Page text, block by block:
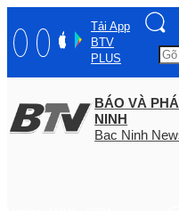
Tải App
BTV
PLUS
BÁO VÀ
NINH
Bac Ninh